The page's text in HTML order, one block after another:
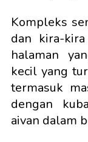
Kompleks
dan kira-
halaman
kecil yang
termasuk
dengan
aivan dalam